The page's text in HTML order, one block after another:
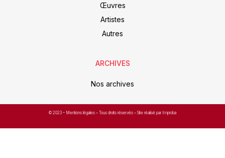
Œuvres
Artistes
Autres
ARCHIVES
Nos archives
© 2023 – Mentions légales – Tous droits réservés – Site réalisé par Improba